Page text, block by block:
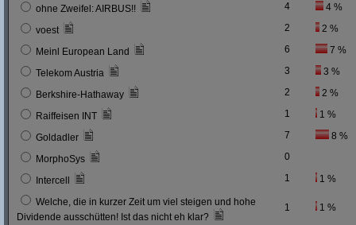
ohne Zweifel: AIRBUS!! 4 4 %
voest 2 2 %
Meinl European Land 6 7 %
Telekom Austria 3 3 %
Berkshire-Hathaway 2 2 %
Raiffeisen INT 1 1 %
Goldadler 7 8 %
MorphoSys 0
Intercell 1 1 %
Welche, die in kurzer Zeit um viel steigen und hohe
Dividende ausschütten! Ist das nicht eh klar?
1 1 %